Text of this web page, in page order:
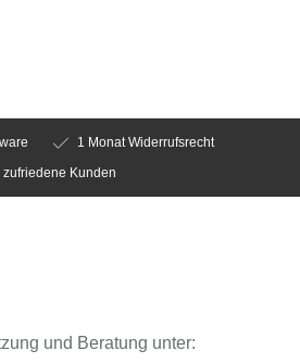
1 Monat Widerrufsrecht
zufriedene Kunden
und Beratung unter: